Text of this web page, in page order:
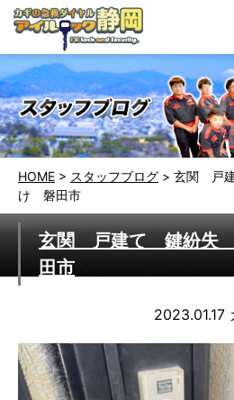
HOME > スタッフブログ > 玄関 戸
け 磐田市
玄関 戸建て 鍵紛失
田市
2023.01.17